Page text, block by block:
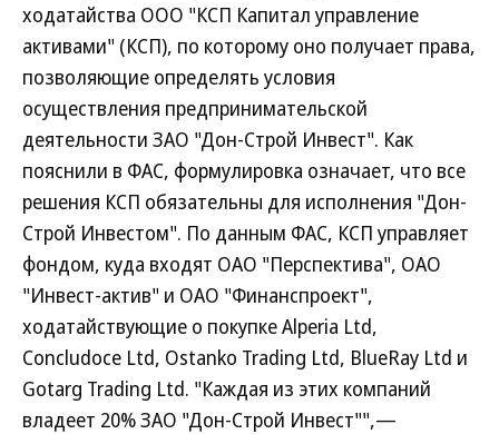
ходатайства ООО "КСП Капитал управление
активами" (КСП), по которому оно получает права,
позволяющие определять условия
осуществления предпринимательской
деятельности ЗАО "Дон-Строй Инвест". Как
пояснили в ФАС, формулировка означает, что все
решения КСП обязательны для исполнения "Дон-
Строй Инвестом". По данным ФАС, КСП управляет
фондом, куда входят ОАО "Перспектива", ОАО
"Инвест-актив" и ОАО "Финанспроект",
ходатайствующие о покупке Alperia Ltd,
Concludoce Ltd, Ostanko Trading Ltd, BlueRay Ltd и
Gotarg Trading Ltd. "Каждая из этих компаний
владеет 20% ЗАО "Дон-Строй Инвест"",—